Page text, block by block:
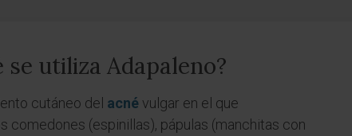
se utiliza Adapaleno?
cutáneo del acné vulgar en el que
comedones (espinillas), pápulas (manchitas con